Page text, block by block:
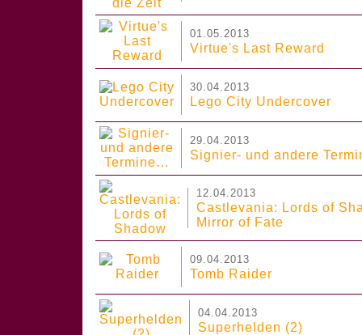
01.05.2013
Virtue's Last Reward
30.04.2013
Lego City Undercover
29.04.2013
Signier- und andere
12.04.2013
Castlevania: Lords of
Mirror of Fate
09.04.2013
Tomb Raider
04.04.2013
Superhelden (2)